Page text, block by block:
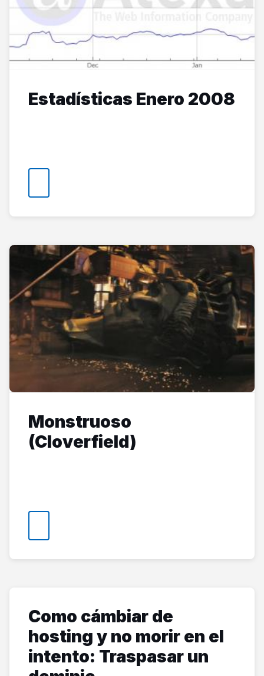
Estadísticas Enero 2008
Monstruoso
(Cloverfield)
Como cámbiar de
hosting y no morir en el
intento: Traspasar un